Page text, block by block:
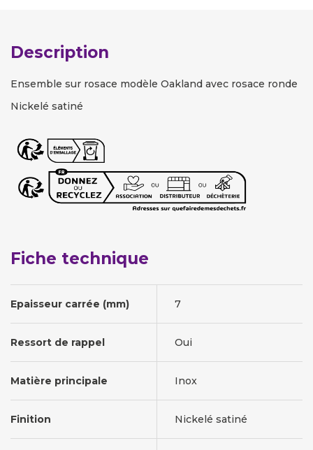
Description
Ensemble sur rosace modèle Oakland avec rosace ronde
Nickelé satiné
Fiche technique
Epaisseur carrée (mm) 7
Ressort de rappel Oui
Matière principale Inox
Finition Nickelé satiné